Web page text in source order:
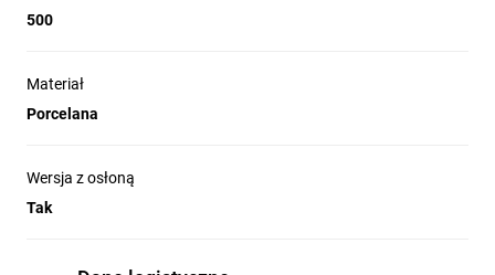
500
Materiał
Porcelana
Wersja z osłoną
Tak